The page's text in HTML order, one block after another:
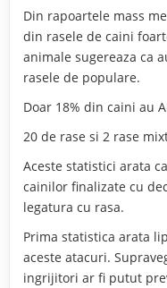
Din rapoartele mass
din rasele de caini
animale sugereaza ca
rasele de populare.
Doar 18% din caini au
20 de rase si 2 rase
Aceste statistici arata
cainilor finalizate cu
legatura cu rasa.
Prima statistica arata
aceste atacuri.
ingrijitori ar fi putut